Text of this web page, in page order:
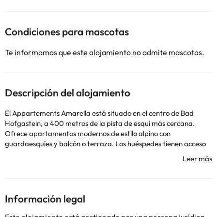
Condiciones para mascotas
Te informamos que este alojamiento no admite mascotas.
Descripción del alojamiento
El Appartements Amarella está situado en el centro de Bad
Hofgastein, a 400 metros de la pista de esquí más cercana.
Ofrece apartamentos modernos de estilo alpino con
guardaesquíes y balcón o terraza. Los huéspedes tienen acceso
cafetera. Los dormitorios están equipados con TV de pantalla
plana por cable. El Amarella Appartements se encuentra a 100
metros de varias pistas de esquí de fondo y a 25 metros de la
Información legal